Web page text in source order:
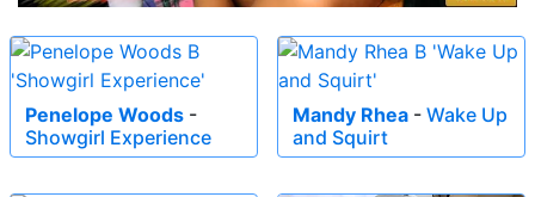
Penelope Woods -
Showgirl Experience
Mandy Rhea - Wake Up
and Squirt